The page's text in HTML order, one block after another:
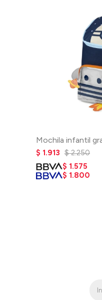
Mochila infantil
$ 1.913 $ 2.250
$ 1.575
$ 1.800